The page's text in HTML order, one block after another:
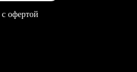
с офертой